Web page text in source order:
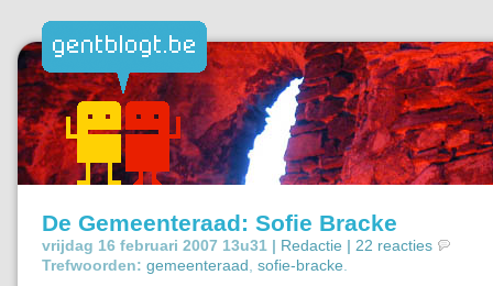
De Gemeenteraad: Sofie Bracke
vrijdag 16 februari 2007 13u31 | Redactie | 22 reacties
Trefwoorden: gemeenteraad sofie-bracke